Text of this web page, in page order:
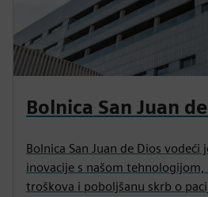
Bolnica San Juan
Bolnica San Juan de Dios vodeći
inovacije s našom
troškova i poboljšanu skrb o